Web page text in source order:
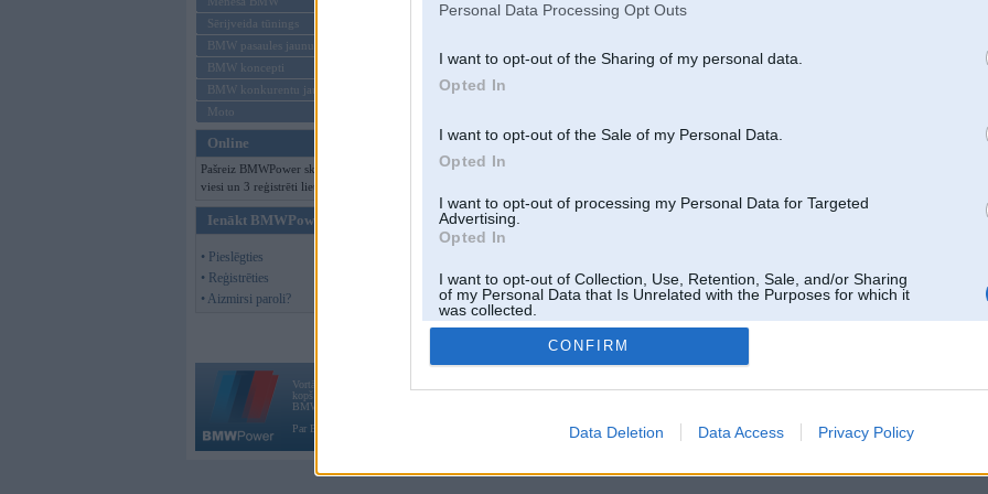
Personal Data Processing Opt Outs
I want to opt-out of the Sharing of my personal data.
Opted In
I want to opt-out of the Sale of my Personal Data.
Opted In
I want to opt-out of processing my Personal Data for Targeted
Advertising.
Opted In
I want to opt-out of Collection, Use, Retention, Sale, and/or Sharing
of my Personal Data that Is Unrelated with the Purposes for which it
was collected.
Opted Out
CONFIRM
Data Deletion Data Access Privacy Policy
Sērijveida tūnings
BMW pasaules jaunumi
BMW koncepti
BMW konkurentu jaunumi
Moto
Online
Pašreiz BMWPower skatās 131
viesi un 3 reģistrēti lietotāji.
Ienākt BMWPower
• Pieslēgties
• Reģistrēties
• Aizmirsi paroli?
Vortāls BMWPower.lv darbojas
kopš 2002. gada 14. maija. Tas nav auto klubs un nav saistīts ar
BMW AG.
Par BMWPower